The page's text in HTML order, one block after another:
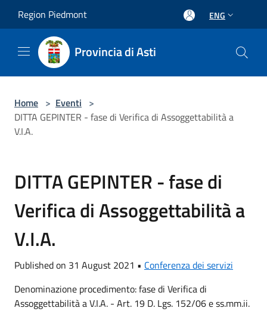
Region Piedmont ENG
Provincia di Asti
Home > Eventi >
DITTA GEPINTER - fase di Verifica di Assoggettabilità a
V.I.A.
DITTA GEPINTER - fase di
Verifica di Assoggettabilità a
V.I.A.
Published on 31 August 2021 • Conferenza dei servizi
Denominazione procedimento: fase di Verifica di
Assoggettabilità a V.I.A. - Art. 19 D. Lgs. 152/06 e ss.mm.ii.